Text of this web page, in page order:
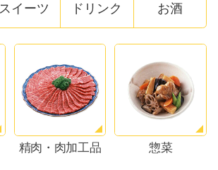
スイーツ ドリンク お酒
精肉・肉加工品 惣菜